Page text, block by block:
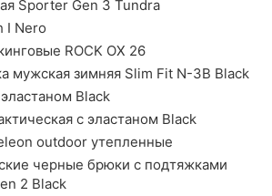
Sporter Gen 3 Tundra
I Nero
ROCK OX 26
мужская зимняя Slim Fit N-3B Black
Black
с эластаном Black
outdoor утепленные
черные брюки с подтяжками
2 Black